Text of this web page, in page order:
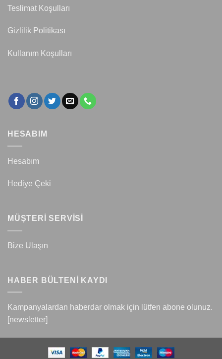
Teslimat Koşulları
Gizlilik Politikası
Kullanım Koşulları
HESABIM
Hesabım
Hediye Çeki
MÜŞTERİ SERVİSİ
Bize Ulaşın
HABER BÜLTENİ KAYDI
Kampanyalardan haberdar olmak için lütfen abone olunuz.
[newsletter]